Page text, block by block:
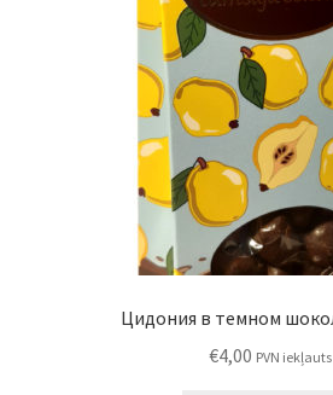
Цидония в темном
€4,00 PVN iekļauts